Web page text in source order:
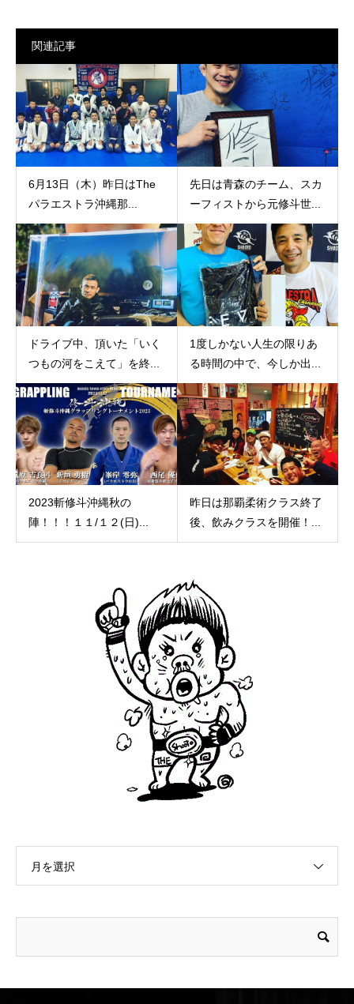
関連記事
6月13日（木）昨日はThe
パラエストラ沖縄那...
先日は青森のチーム、スカ
ーフィストから元修斗世...
ドライブ中、頂いた「いく
つもの河をこえて」を終...
1度しかない人生の限りあ
る時間の中で、今しか出...
2023斬修斗沖縄秋の
陣！！！１１/１２(日)...
昨日は那覇柔術クラス終了
後、飲みクラスを開催！...
月を選択